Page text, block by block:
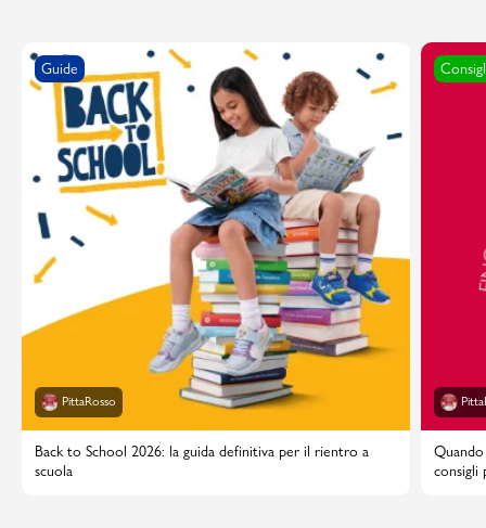
Guide
PittaRosso
Back to School 2026: la guida definitiva per il rientro a
scuola
consigli